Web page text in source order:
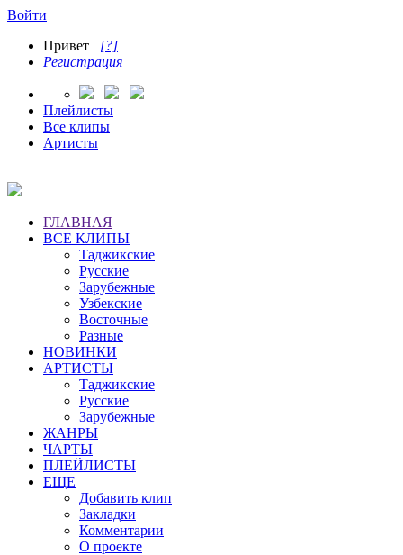
Войти
Привет [?]
Регистрация
Плейлисты
Все клипы
Артисты
ГЛАВНАЯ
ВСЕ КЛИПЫ
Таджикские
Русские
Зарубежные
Узбекские
Восточные
Разные
НОВИНКИ
АРТИСТЫ
Таджикские
Русские
Зарубежные
ЖАНРЫ
ЧАРТЫ
ПЛЕЙЛИСТЫ
ЕЩЕ
Добавить клип
Закладки
Комментарии
О проекте